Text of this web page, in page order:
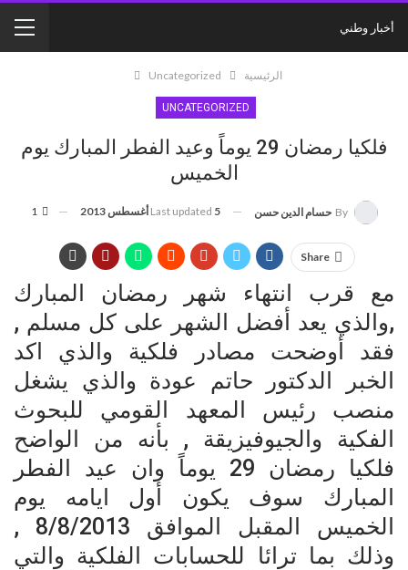
أخبار وطني
الرئيسية Uncategorized
UNCATEGORIZED
فلكيا رمضان 29 يوماً وعيد الفطر المبارك يوم
الخميس
By حسام الدين حسن Last updated 5 أغسطس 2013 1
Share
مع قرب انتهاء شهر رمضان المبارك
,والذي يعد أفضل الشهر على كل مسلم ,
فقد أوضحت مصادر فلكية والذي اكد
الخبر الدكتور حاتم عودة والذي يشغل
منصب رئيس المعهد القومي للبحوث
الفكية والجيوفيزيقة , بأنه من الواضح
فلكيا رمضان 29 يوماً وان عيد الفطر
المبارك سوف يكون أول ايامه يوم
الخميس المقبل الموافق 8/8/2013 ,
وذلك بما ترائا للحسابات الفلكية والتي